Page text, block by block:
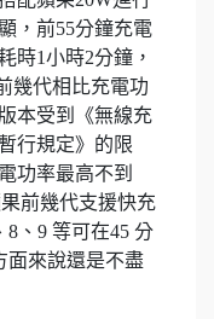
，前55分鐘充電
時1小時2分鐘，
幾代相比充電功
本受到《無線充
行規定》的限
功率最高不到
前幾代支援快充
8、9 等可在45 分
面來說還是不盡